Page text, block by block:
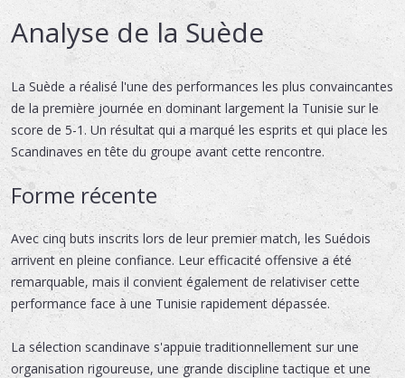
Analyse de la Suède
La Suède a réalisé l'une des performances les plus convaincantes
de la première journée en dominant largement la Tunisie sur le
score de 5-1. Un résultat qui a marqué les esprits et qui place les
Scandinaves en tête du groupe avant cette rencontre.
Forme récente
Avec cinq buts inscrits lors de leur premier match, les Suédois
arrivent en pleine confiance. Leur efficacité offensive a été
remarquable, mais il convient également de relativiser cette
performance face à une Tunisie rapidement dépassée.
La sélection scandinave s'appuie traditionnellement sur une
organisation rigoureuse, une grande discipline tactique et une